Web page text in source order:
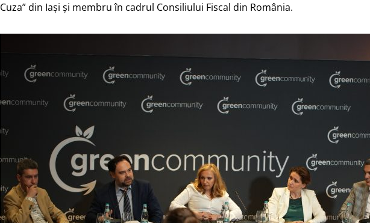
Cuza” din Iași și membru în cadrul Consiliului Fiscal din România.